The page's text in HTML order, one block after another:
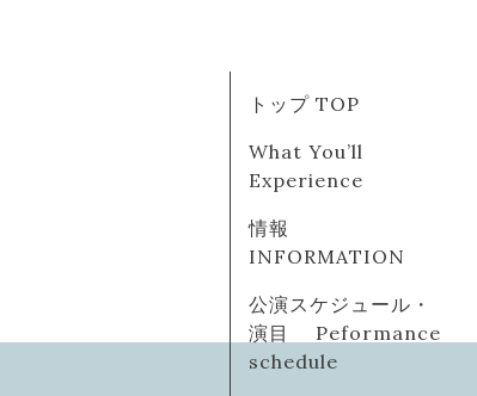
トップ TOP
What You’ll
Experience
情報
INFORMATION
公演スケジュール・
演目 Peformance
schedule